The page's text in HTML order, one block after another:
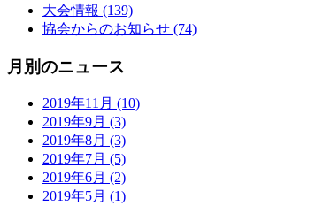
大会情報 (139)
協会からのお知らせ (74)
月別のニュース
2019年11月 (10)
2019年9月 (3)
2019年8月 (3)
2019年7月 (5)
2019年6月 (2)
2019年5月 (1)